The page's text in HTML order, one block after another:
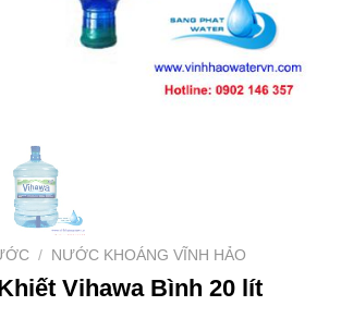
/ NƯỚC KHOÁNG VĨNH HẢO
Vihawa Bình 20 lít